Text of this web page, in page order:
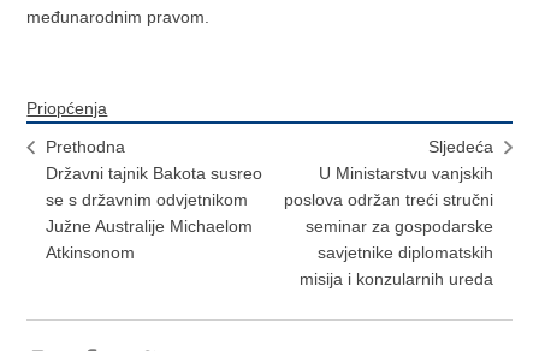
međunarodnim pravom.
Priopćenja
Prethodna
Državni tajnik Bakota susreo
se s državnim odvjetnikom
Južne Australije Michaelom
Atkinsonom
Sljedeća
U Ministarstvu vanjskih
poslova održan treći stručni
seminar za gospodarske
savjetnike diplomatskih
misija i konzularnih ureda